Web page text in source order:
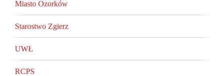
Miasto Ozorków
Starostwo Zgierz
UWŁ
RCPS